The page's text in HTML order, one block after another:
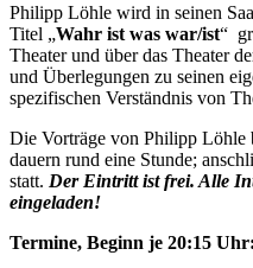
Philipp Löhle wird in seinen
Titel „Wahr ist was war/ist“
Theater und über das Theater
und Überlegungen zu seinen
spezifischen Verständnis von
Die Vorträge von Philipp Löhle
dauern rund eine Stunde;
statt. Der Eintritt ist frei. Alle
eingeladen!
Termine, Beginn je 20:15 Uhr: